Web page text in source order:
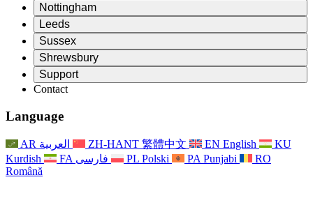
Nottingham
Review
Președintele revizuirii
Echipa independentă de evaluare
Termeni de referință
Raportul final al evaluării independente
Întrebări frecvente
Procesul de feedback al familiei
Buletine informative
Renunțare
Evenimente
Leeds
Review
Președintele revizuirii
Echipa independentă de evaluare
Termeni de referință
Contact
Sprijin psihologic pentru familii
Actualizări pentru familii
Evenimente
For Staff
Sprijin pentru personal
Vocile personalului
Sussex
Review
Președintele revizuirii
Echipa independentă de evaluare
Termeni de referință
For Families
Actualizări pentru familii
Evenimente
For Staff
Shrewsbury
Review
Termeni de referință pentru revizuirea maternității
Raportul final al evaluării independente
Primul raport al evaluării independente
For Families
Actualizări
Support
Leeds
Nottingham
Serviciul de asistență psihologică familială
Sprijin în caz de criză în domeniul sănătății mintale
Servicii regionale Nottingham
National
Sepsis Charities
Contact
Language
AR العربية ZH-HANT 繁體中文 EN English
KU
Kurdish
FA فارسی PL Polski PA Punjabi
RO
Română